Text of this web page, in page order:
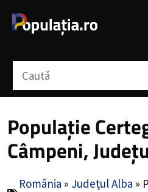
Populație
Câmpeni,
România » Județul Alba »